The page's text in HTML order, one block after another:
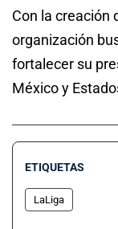
Con la creación
organización
fortalecer su
México y
ETIQUETAS
LaLiga